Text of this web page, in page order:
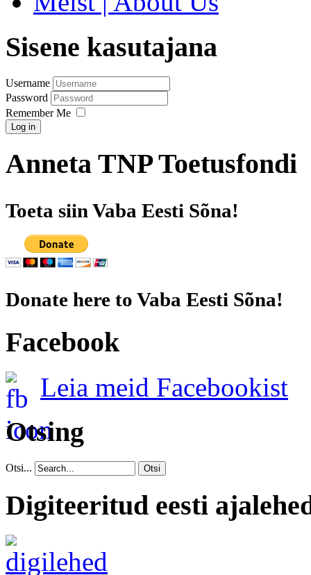
Sisene kasutajana
Username
Password
Remember Me
Log in
Anneta TNP Toetusfondi
Toeta siin Vaba Eesti Sõna!
Donate here to Vaba Eesti Sõna!
Facebook
Leia meid Facebookist
Otsing
Otsi... Otsi
Digiteeritud eesti